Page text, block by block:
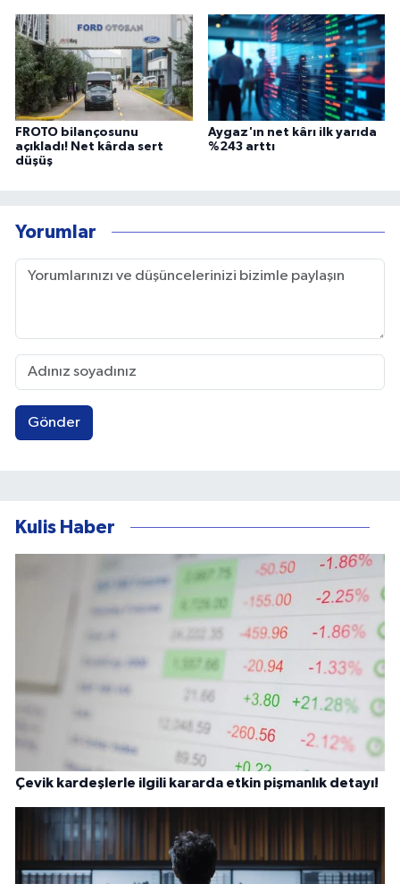
FROTO bilançosunu
açıkladı! Net kârda sert
düşüş
Aygaz'ın net kârı ilk yarıda
%243 arttı
Yorumlar
Gönder
Kulis Haber
Çevik kardeşlerle ilgili kararda etkin pişmanlık detayı!